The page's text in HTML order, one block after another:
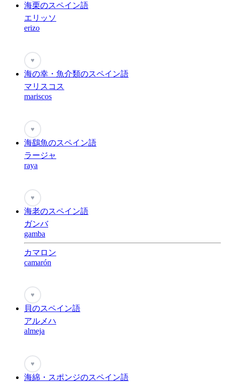
海栗のスペイン語
エリッソ
erizo
♥
海の幸・魚介類のスペイン語
マリスコス
mariscos
♥
海鷂魚のスペイン語
ラージャ
raya
♥
海老のスペイン語
ガンバ
gamba
カマロン
camarón
♥
貝のスペイン語
アルメハ
almeja
♥
海綿・スポンジのスペイン語